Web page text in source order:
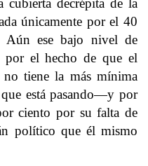
decrépita de la
únicamente por el 40
Aún ese bajo nivel de
por el hecho de que el
no tiene la más mínima
está pasando—y por
ciento por su falta de
político que él mismo